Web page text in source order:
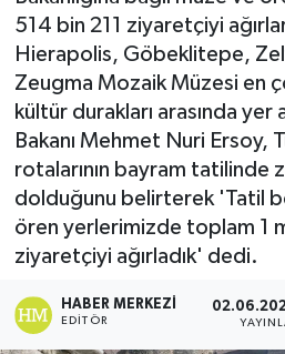
514 bin 211 ziyaretçiyi
Hierapolis, Göbeklitepe,
Zeugma Mozaik Müzesi en
kültür durakları arasında yer
Bakanı Mehmet Nuri Ersoy,
rotalarının bayram tatilinde
dolduğunu belirterek 'Tatil
ören yerlerimizde toplam 1
ziyaretçiyi ağırladık' dedi.
HABER MERKEZI
EDITÖR
Haber Arşivi